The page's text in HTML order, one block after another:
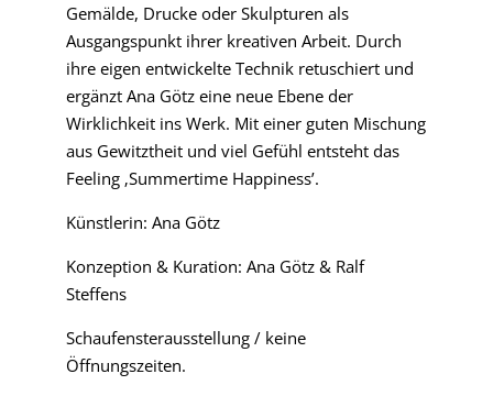
Gemälde, Drucke oder Skulpturen als
Ausgangspunkt ihrer kreativen Arbeit. Durch
ihre eigen entwickelte Technik retuschiert und
ergänzt Ana Götz eine neue Ebene der
Wirklichkeit ins Werk. Mit einer guten Mischung
aus Gewitztheit und viel Gefühl entsteht das
Feeling ‚Summertime Happiness’.
Künstlerin: Ana Götz
Konzeption & Kuration: Ana Götz & Ralf
Steffens
Schaufensterausstellung / keine
Öffnungszeiten.